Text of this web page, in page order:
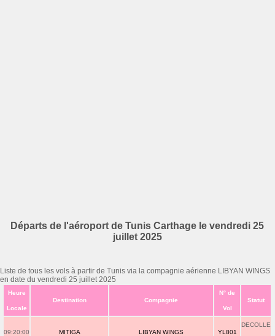
Départs de l'aéroport de Tunis Carthage le vendredi 25
juillet 2025
Liste de tous les vols à partir de Tunis via la compagnie aérienne LIBYAN WINGS
en date du vendredi 25 juillet 2025
Heure
Locale
Destination Compagnie
N° de
Vol
Statut
09:20:00 MITIGA LIBYAN WINGS YL801
DECOLLE